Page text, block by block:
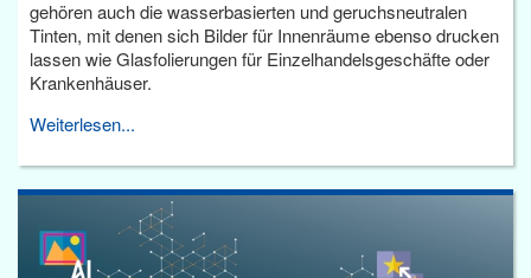
gehören auch die wasserbasierten und geruchsneutralen
Tinten, mit denen sich Bilder für Innenräume ebenso drucken
lassen wie Glasfolierungen für Einzelhandelsgeschäfte oder
Krankenhäuser.
Weiterlesen...